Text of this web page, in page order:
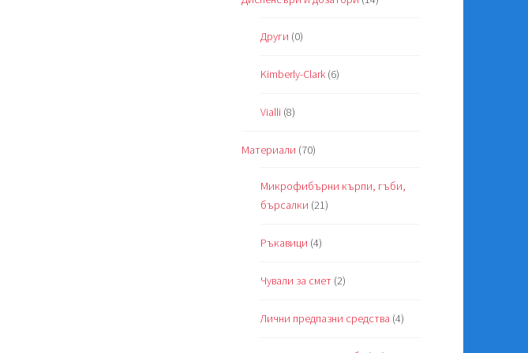
Други (0)
Kimberly-Clark (6)
Vialli (8)
Материали (70)
Микрофибърни кърпи, гъби,
бърсалки (21)
Ръкавици (4)
Чували за смет (2)
Лични предпазни средства (4)